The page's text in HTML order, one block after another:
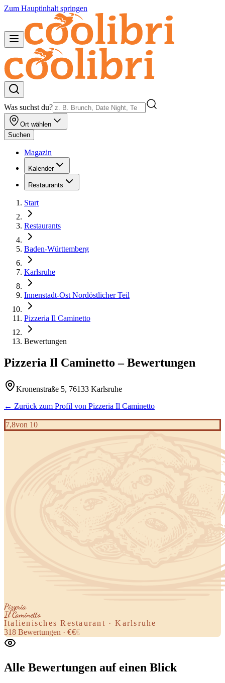
Zum Hauptinhalt springen
Was suchst du?
Ort wählen
Suchen
Magazin
Kalender
Restaurants
Start
Restaurants
Baden-Württemberg
Karlsruhe
Innenstadt-Ost Nordöstlicher Teil
Pizzeria Il Caminetto
Bewertungen
Pizzeria Il Caminetto – Bewertungen
Kronenstraße 5, 76133 Karlsruhe
← Zurück zum Profil von Pizzeria Il Caminetto
7,8von 10
Pizzeria
Il Caminetto
Italienisches Restaurant · Karlsruhe
318 Bewertungen · €€€
Alle Bewertungen auf einen Blick